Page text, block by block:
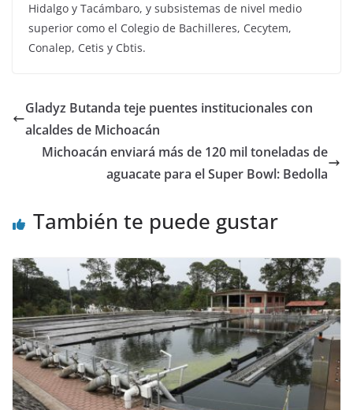
Hidalgo y Tacámbaro, y subsistemas de nivel medio
superior como el Colegio de Bachilleres, Cecytem,
Conalep, Cetis y Cbtis.
Gladyz Butanda teje puentes institucionales con
alcaldes de Michoacán
Michoacán enviará más de 120 mil toneladas de
aguacate para el Super Bowl: Bedolla
También te puede gustar